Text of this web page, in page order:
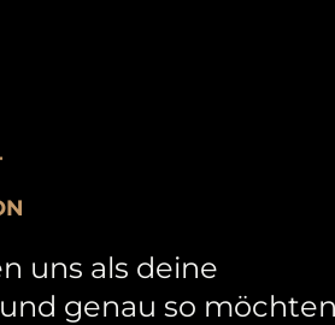
uns als deine
genau so